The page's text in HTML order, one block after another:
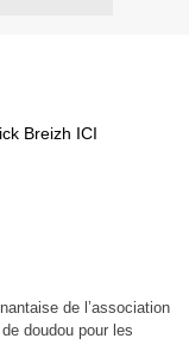
Breizh ICI
de l’association
doudou pour les